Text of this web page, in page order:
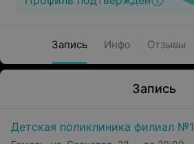
Запись Инфо Отзывы
Запись
Детская поликлиника филиал №1